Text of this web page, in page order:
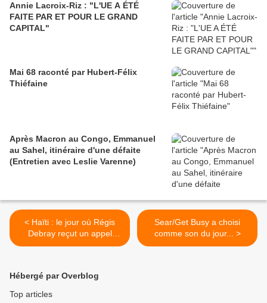
Annie Lacroix-Riz : "L'UE A ÉTÉ
FAITE PAR ET POUR LE GRAND
CAPITAL"
Mai 68 raconté par Hubert-Félix
Thiéfaine
Après Macron au Congo, Emmanuel
au Sahel, itinéraire d'une défaite
(Entretien avec Leslie Varenne)
< Haïti : le jour où Régis
Debray reçut un appel
"intime" de Véronique de
Sear/Get Busy a choisi
comme son du jour... >
Hébergé par Overblog
Top articles